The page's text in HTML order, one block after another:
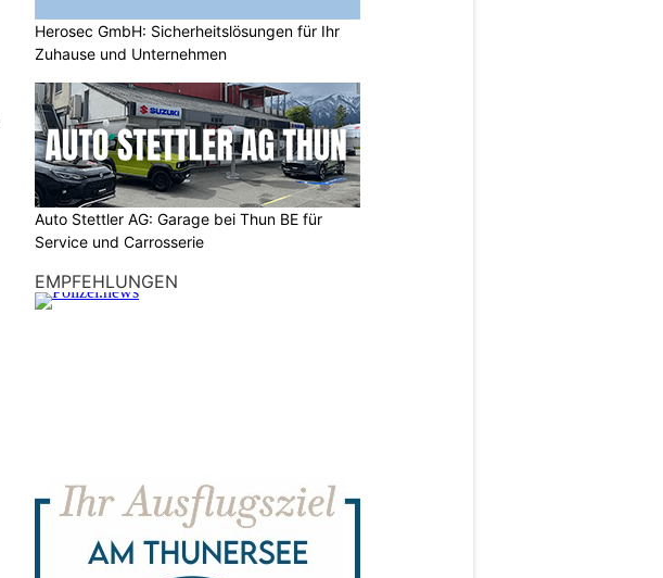
Herosec GmbH: Sicherheitslösungen für Ihr
Zuhause und Unternehmen
Auto Stettler AG: Garage bei Thun BE für
Service und Carrosserie
EMPFEHLUNGEN